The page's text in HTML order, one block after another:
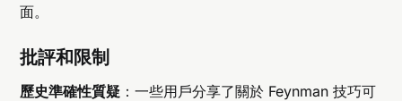
面。
批評和限制
歷史準確性質疑 ：一些用戶分享了關於 Feynman 技巧可